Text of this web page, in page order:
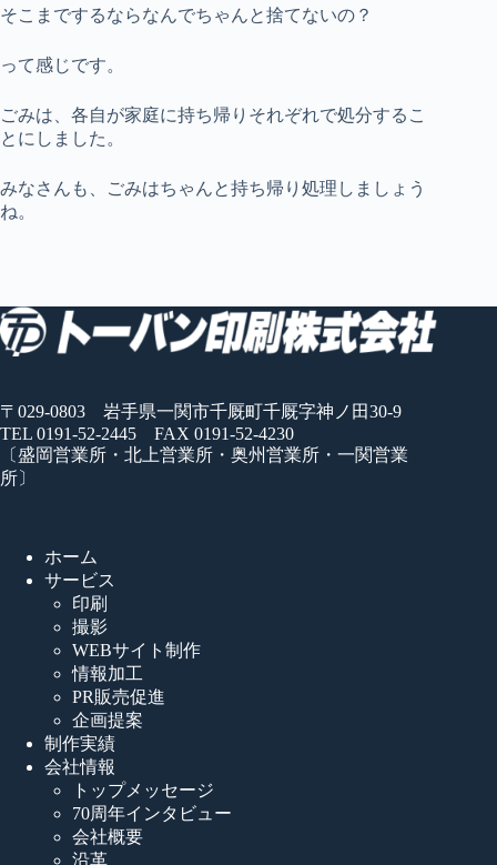
そこまでするならなんでちゃんと捨てないの？
って感じです。
ごみは、各自が家庭に持ち帰りそれぞれで処分するこ
とにしました。
みなさんも、ごみはちゃんと持ち帰り処理しましょう
ね。
〒029-0803 岩手県一関市千厩町千厩字神ノ田30-9
TEL 0191-52-2445 FAX 0191-52-4230
〔盛岡営業所・北上営業所・奥州営業所・一関営業
所〕
ホーム
サービス
印刷
撮影
WEBサイト制作
情報加工
PR販売促進
企画提案
制作実績
会社情報
トップメッセージ
70周年インタビュー
会社概要
沿革